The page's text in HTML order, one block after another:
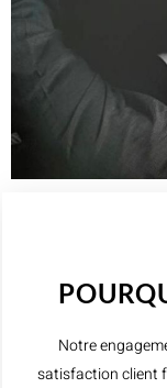
Notre
satisfaction client